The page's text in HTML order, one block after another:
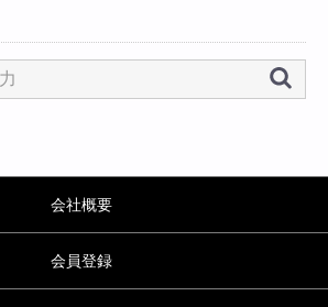
会社概要
会員登録